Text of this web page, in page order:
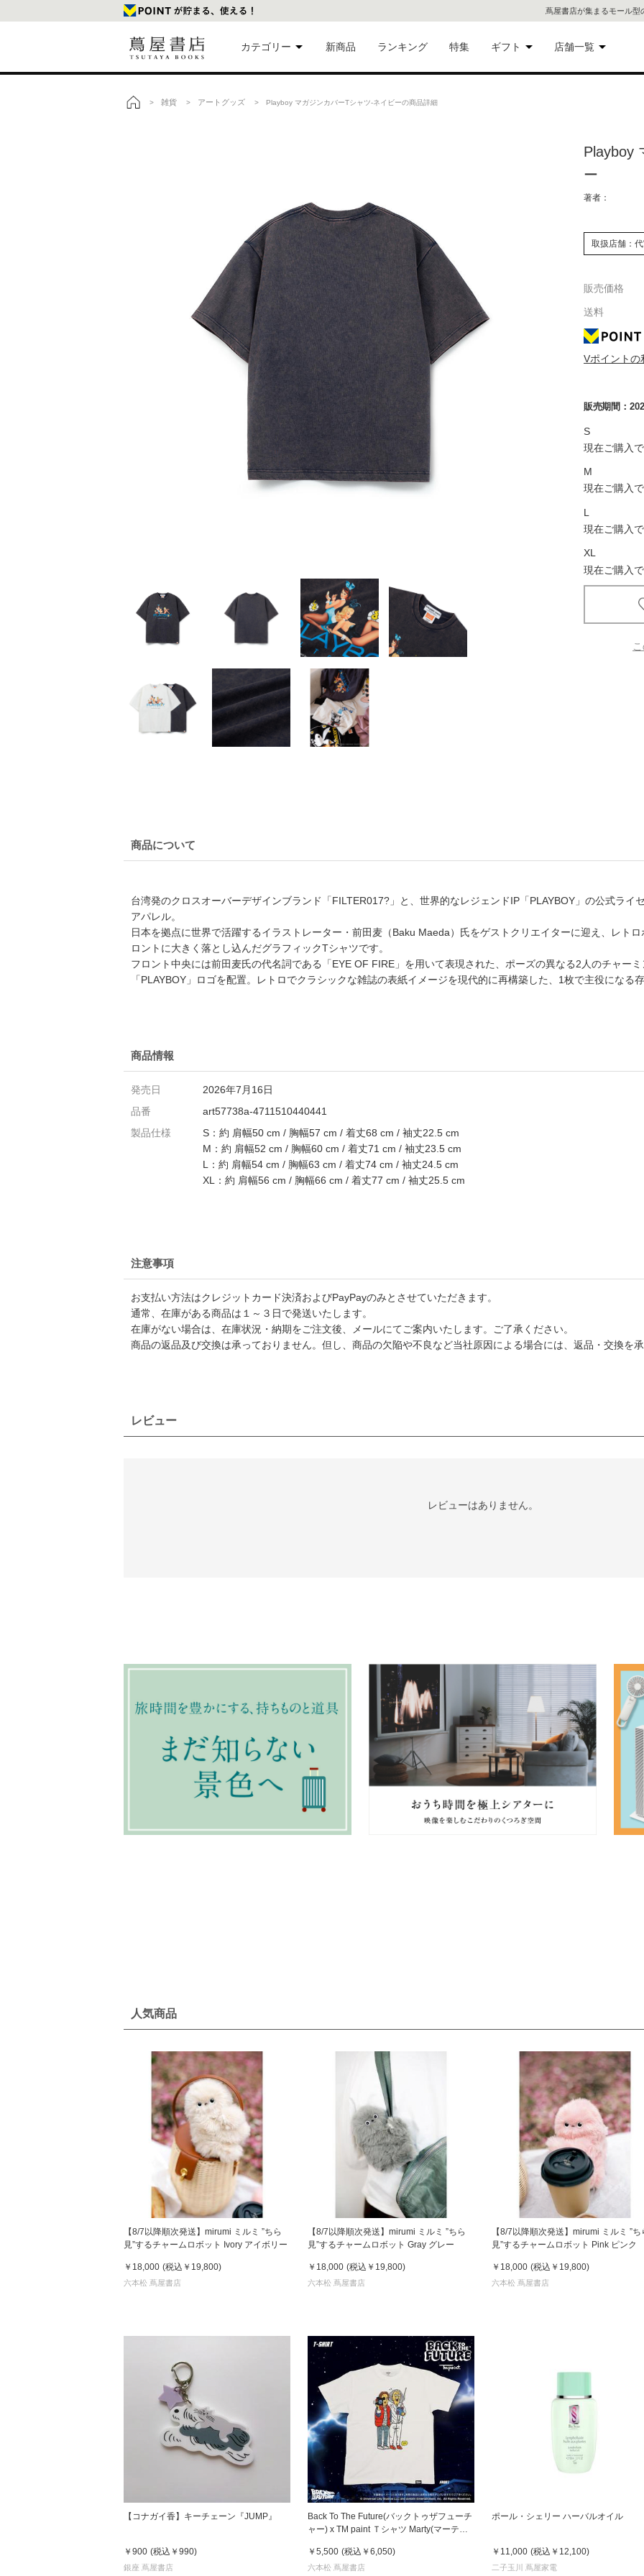
蔦屋書店が集まるモール型
カテゴリー
美術品
楽
文具
雑貨
eギフト
新商品 ランキング 特集 ギフト 店舗一覧
代官
書店
六本
京都
蔦屋
梅田
書店
広島
> 雑貨 > アートグッズ > Playboy マガジンカバーTシャツ-ネイビーの商品詳細
Playboy
ー
著者：
取扱店舗：
販売価格
送料
Vポイントの
販売期間：
S
現在ご購入
M
現在ご購入
L
現在ご購入
XL
現在ご購入
商品について
台湾発のクロスオーバーデザインブランド「FILTER017?」と、世界的なレジェンドIP「PLAYBOY」の公式ライ
アパレル。
日本を拠点に世界で活躍するイラストレーター・前田麦（Baku Maeda）氏をゲストクリエイターに迎え、レト
ロントに大きく落とし込んだグラフィックTシャツです。
フロント中央には前田麦氏の代名詞である「EYE OF FIRE」を用いて表現された、ポーズの異なる2人のチャー
「PLAYBOY」ロゴを配置。レトロでクラシックな雑誌の表紙イメージを現代的に再構築した、1枚で主役になる
商品情報
発売日
2026年7月16日
品番
art57738a-4711510440441
製品仕様
S：約 肩幅50 cm / 胸幅57 cm / 着丈68 cm / 袖丈22.5 cm
M：約 肩幅52 cm / 胸幅60 cm / 着丈71 cm / 袖丈23.5 cm
L：約 肩幅54 cm / 胸幅63 cm / 着丈74 cm / 袖丈24.5 cm
XL：約 肩幅56 cm / 胸幅66 cm / 着丈77 cm / 袖丈25.5 cm
注意事項
お支払い方法はクレジットカード決済およびPayPayのみとさせていただきます。
通常、在庫がある商品は１～３日で発送いたします。
在庫がない場合は、在庫状況・納期をご注文後、メールにてご案内いたします。ご了承ください。
商品の返品及び交換は承っておりません。但し、商品の欠陥や不良など当社原因による場合には、返品・交換を
レビュー
レビューはありません。
人気商品
【8/7以降順次発送】mirumi ミルミ ”ちら
見”するチャームロボット Ivory アイボリー
￥18,000 (税込 ￥19,800)
六本松 蔦屋書店
【8/7以降順次発送】mirumi ミルミ ”ちら
見”するチャームロボット Gray グレー
￥18,000 (税込 ￥19,800)
六本松 蔦屋書店
【8/7以降順次発送】mirumi ミルミ ”ち
見”するチャームロボット Pink ピンク
￥18,000 (税込 ￥19,800)
六本松 蔦屋書店
【コナガイ香】キーチェーン『JUMP』
￥900 (税込 ￥990)
銀座 蔦屋書店
Back To The Future(バックトゥザフューチ
ャー) x TM paint Ｔシャツ Marty(マーティ)
￥5,500 (税込 ￥6,050)
六本松 蔦屋書店
ポール・シェリー ハーバルオイル
￥11,000 (税込 ￥12,100)
二子玉川 蔦屋家電